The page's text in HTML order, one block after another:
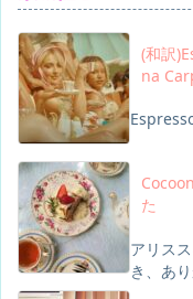
(和訳
na
た
アリス
き、あ